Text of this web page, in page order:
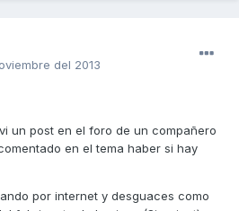
del 2013
un post en el foro de un compañero
en el tema haber si hay
por internet y desguaces como